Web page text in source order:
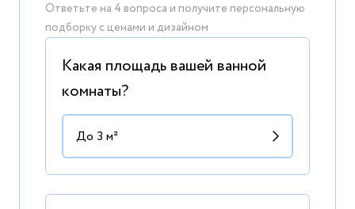
Ответьте на 4 вопроса и получите персональную
подборку с ценами и дизайном
Какая площадь вашей ванной
комнаты?